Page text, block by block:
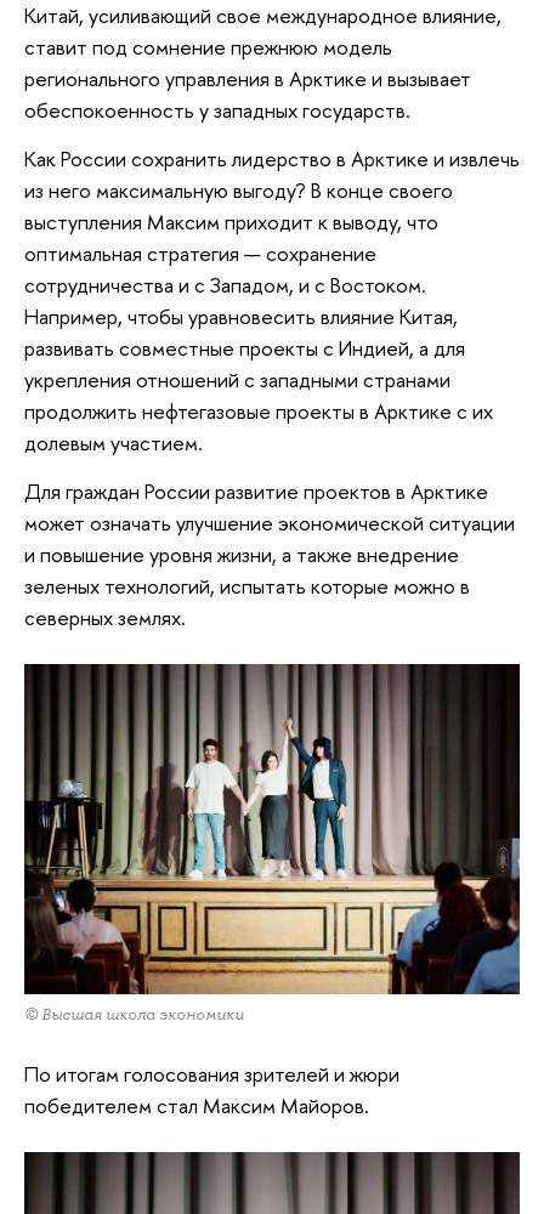
Китай, усиливающий свое международное влияние,
ставит под сомнение прежнюю модель
регионального управления в Арктике и вызывает
обеспокоенность у западных государств.
Как России сохранить лидерство в Арктике и извлечь
из него максимальную выгоду? В конце своего
выступления Максим приходит к выводу, что
оптимальная стратегия — сохранение
сотрудничества и с Западом, и с Востоком.
Например, чтобы уравновесить влияние Китая,
развивать совместные проекты с Индией, а для
укрепления отношений с западными странами
продолжить нефтегазовые проекты в Арктике с их
долевым участием.
Для граждан России развитие проектов в Арктике
может означать улучшение экономической ситуации
и повышение уровня жизни, а также внедрение
зеленых технологий, испытать которые можно в
северных землях.
© Высшая школа экономики
По итогам голосования зрителей и жюри
победителем стал Максим Майоров.